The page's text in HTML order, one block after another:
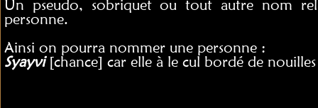
Un pseudo, sobriquet ou tout autre nom
personne.
Ainsi on pourra nommer une personne :
Syayvi[chance] car elle à le cul bordé de